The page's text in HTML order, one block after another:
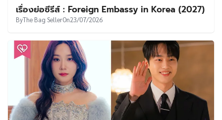
เรื่องย่อซีรีส์ : Foreign Embassy in Korea (2027)
ByThe Bag SellerOn23/07/2026